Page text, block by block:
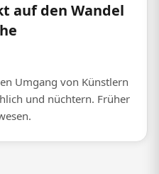
auf den Wandel
Umgang von Künstlern
und nüchtern. Früher